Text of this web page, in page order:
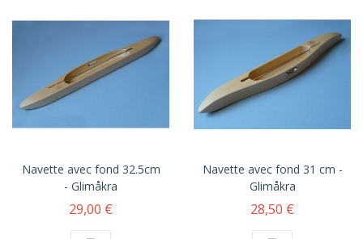
Navette avec fond 32.5cm
- Glimåkra
29,00 €
Navette avec fond 31 cm -
Glimåkra
28,50 €